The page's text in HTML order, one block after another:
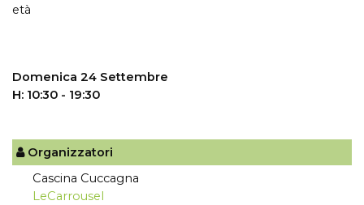
età
Domenica 24 Settembre
H: 10:30 - 19:30
Organizzatori
Cascina Cuccagna
LeCarrousel